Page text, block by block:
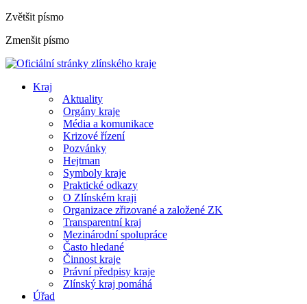
Zvětšit písmo
Zmenšit písmo
Kraj
Aktuality
Orgány kraje
Média a komunikace
Krizové řízení
Pozvánky
Hejtman
Symboly kraje
Praktické odkazy
O Zlínském kraji
Organizace zřizované a založené ZK
Transparentní kraj
Mezinárodní spolupráce
Často hledané
Činnost kraje
Právní předpisy kraje
Zlínský kraj pomáhá
Úřad